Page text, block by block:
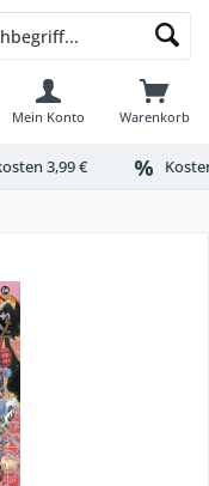
Warenkorb
Mein Konto
3,99 €